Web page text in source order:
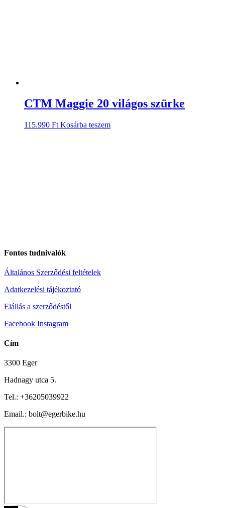
CTM Maggie 20 világos szürke
115.990 Ft Kosárba teszem
Fontos tudnivalók
Általános Szerződési feltételek
Adatkezelési tájékoztató
Elállás a szerződéstől
Facebook Instagram
Cím
3300 Eger
Hadnagy utca 5.
Tel.: +36205039922
Email.: bolt@egerbike.hu